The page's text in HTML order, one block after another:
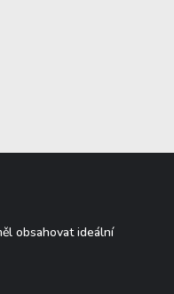
obsahovat ideální